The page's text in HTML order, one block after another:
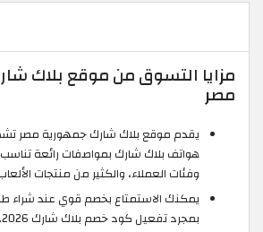
مزايا التسوق من موقع بلاك
مصر
يقدم موقع بلاك شارك جمهورية مصر
هواتف بلاك شارك بمواصفات رائعة
وفئات العملاء، والكثير من منتجات
يمكنك الاستمتاع بخصم قوي عند شراء
بمجرد تفعيل كود خصم بلاك شارك 2026.